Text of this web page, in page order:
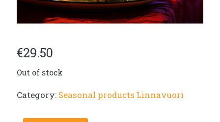
€29.50
Out of stock
Category: Seasonal products Linnavuori